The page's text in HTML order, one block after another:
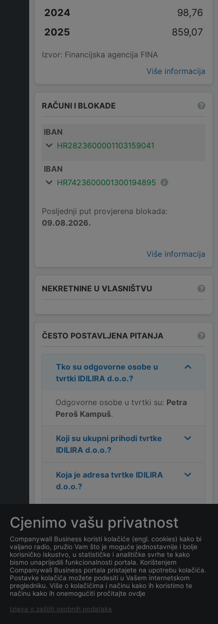
98,76
859,07
Izvor: Financijska agencija FINA
Više informacija
RAČUNI I BLOKADE
IBAN
HR2823600001103159041
IBAN
HR7423600001300194895
Posljednji put provjerena blokada:
09.08.2026.
Više informacija
NEKRETNINE U VLASNIŠTVU
ČESTO POSTAVLJENA PITANJA
Tko su odgovorne osobe u
tvrtki IDILIRA d.o.o.?
Odgovorne osobe u tvrtki su: Petra
Peroš Kampuš.
Koji su ukupni prihodi tvrtke
IDILIRA d.o.o.?
Koja je adresa tvrtke IDILIRA
d.o.o.?
d.o.o.?
Koliko ima zaposlenih
kompanijaIDILIRA d.o.o.?
Koji je datum osnivanja
tvrtkeIDILIRA d.o.o.?
Cjenimo vašu privatnost
Companywall Business koristi kolačiće (engl. cookies) kako bi
valjano radio, pružio Vam što je moguće jednostavnije i bolje
korisničko iskustvo, u statističke i analitičke svrhe te kako
bismo unaprijedili funkcionalnosti portala. Korištenjem
Companywall Business portala pristajete na upotrebu kolačića.
Postavke kolačića možete podesiti u Vašem internetskom
pregledniku. Više o kolačićima i načinu kako ih koristimo te
načinu kako ih onemogućiti pročitajte ovdje
Izjava o zaštiti osobnih podataka